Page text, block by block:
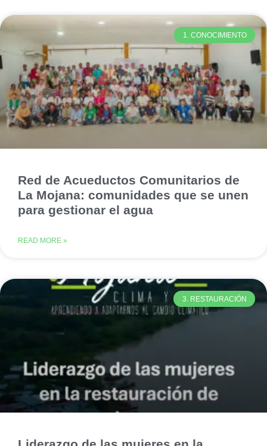
1. CONOCIMIENTO
Red de Acueductos Comunitarios de
La Mojana: comunidades que se unen
para gestionar el agua
READ MORE »
3. RESTAURACIÓN